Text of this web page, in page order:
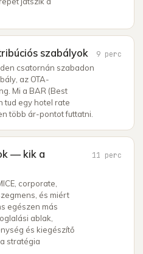
szabályok
csatornán szabadon
az OTA-
Mi a BAR (Best
tud egy hotel rate
több ár-pontot futtatni.
9 perc
— kik a
corporate,
és miért
egészen más
ablak,
és kiegészítő
stratégia
11 perc